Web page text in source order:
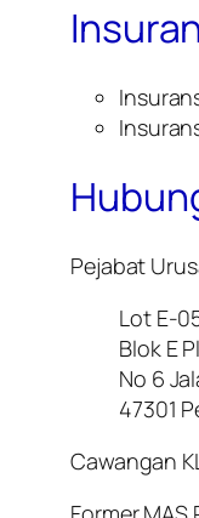
Pejabat
Lot E-
Blok E
No 6
47301
Cawangan